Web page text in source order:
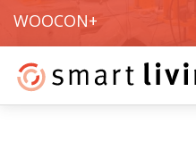
WOOCON+